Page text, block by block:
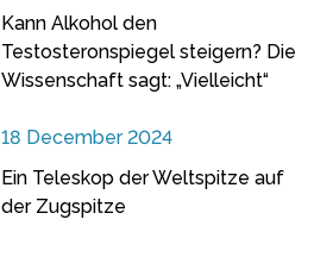
Kann Alkohol den
Testosteronspiegel steigern? Die
Wissenschaft sagt: „Vielleicht“
18 December 2024
Ein Teleskop der Weltspitze auf
der Zugspitze